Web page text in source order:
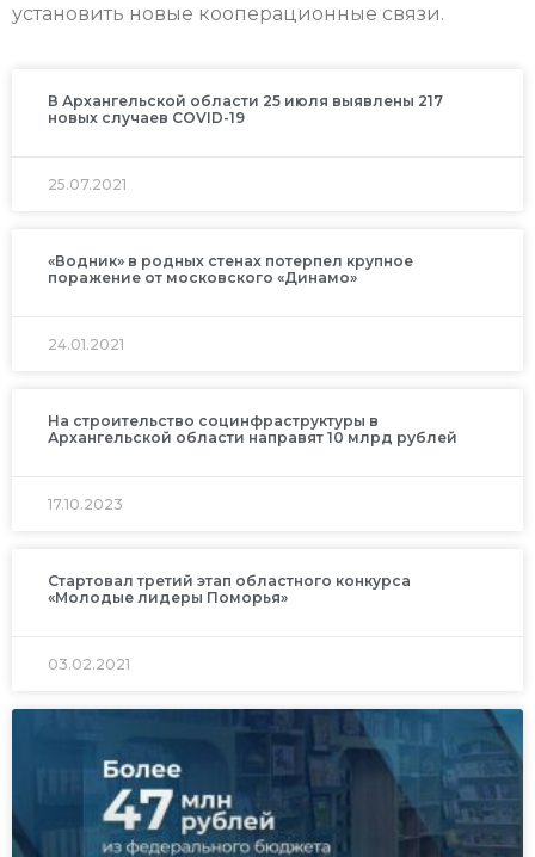
установить новые кооперационные связи.
В Архангельской области 25 июля выявлены 217
новых случаев COVID-19
25.07.2021
«Водник» в родных стенах потерпел крупное
поражение от московского «Динамо»
24.01.2021
На строительство социнфраструктуры в
Архангельской области направят 10 млрд рублей
17.10.2023
Стартовал третий этап областного конкурса
«Молодые лидеры Поморья»
03.02.2021